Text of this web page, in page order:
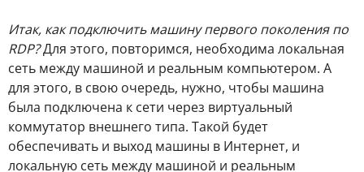
Итак, как подключить машину первого поколения по
RDP?Для этого, повторимся, необходима локальная
сеть между машиной и реальным компьютером. А
для этого, в свою очередь, нужно, чтобы машина
была подключена к сети через виртуальный
коммутатор внешнего типа. Такой будет
обеспечивать и выход машины в Интернет, и
локальную сеть между машиной и реальным